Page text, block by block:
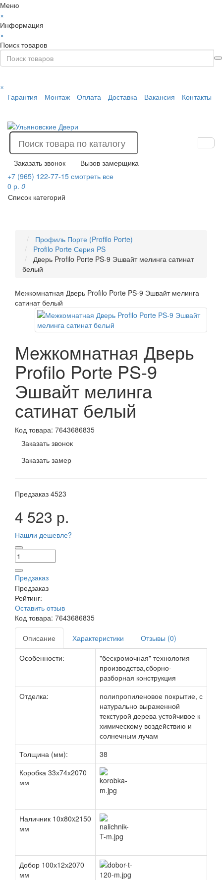
Меню
×
Информация
×
Поиск товаров
×
Гарантия
Монтаж Оплата Доставка Вакансия Контакты
Заказать звонок
Вызов замерщика
+7 (965) 122-77-15 смотреть все
0 р. 0
Список категорий
Профиль Порте (Profilo Porte)
Profilo Porte Серия PS
Дверь Profilo Porte PS-9 Эшвайт мелинга сатинат
белый
Межкомнатная Дверь Profilo Porte PS-9 Эшвайт мелинга
сатинат белый
Межкомнатная Дверь
Profilo Porte PS-9
Эшвайт мелинга
сатинат белый
Код товара: 7643686835
Заказать звонок
Заказать замер
Предзаказ 4523
4 523 р.
Нашли дешевле?
Предзаказ
Предзаказ
Рейтинг:
Оставить отзыв
Код товара: 7643686835
Описание Характеристики
Отзывы (0)
Особенности:
"бескромочная" технология
производства,сборно-
разборная конструкция
Отделка:
полипропиленовое покрытие, с
натурально выраженной
текстурой дерева устойчивое к
химическому воздействию и
солнечным лучам
Толщина (мм):
38
Коробка 33х74х2070
мм
Наличник 10x80x2150
мм
Добор 100х12х2070
мм